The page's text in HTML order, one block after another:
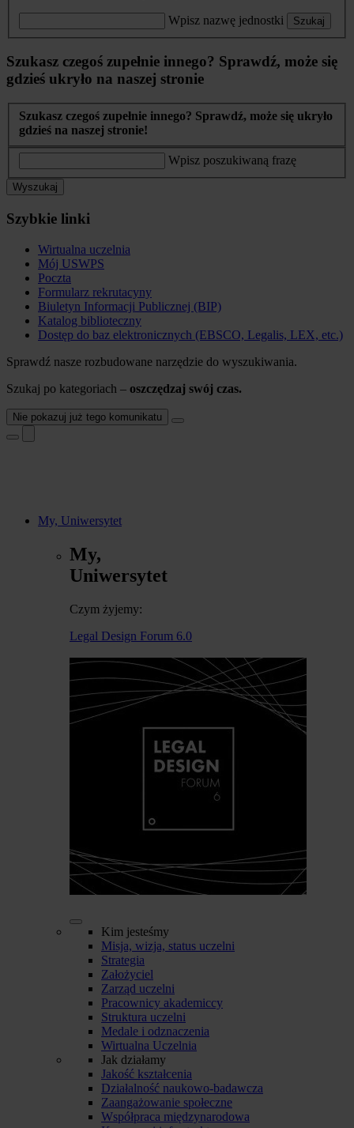
Wpisz nazwę jednostki Szukaj
Szukasz czegoś zupełnie innego? Sprawdź, może się
gdzieś ukryło na naszej stronie
Szukasz czegoś zupełnie innego? Sprawdź, może się ukryło
gdzieś na naszej stronie!
Wpisz poszukiwaną frazę
Wyszukaj
Szybkie linki
Wirtualna uczelnia
Mój USWPS
Poczta
Formularz rekrutacyny
Biuletyn Informacji Publicznej (BIP)
Katalog biblioteczny
Dostęp do baz elektronicznych (EBSCO, Legalis, LEX, etc.)
Sprawdź nasze rozbudowane narzędzie do wyszukiwania.
Szukaj po kategoriach – oszczędzaj swój czas.
Nie pokazuj już tego komunikatu
My, Uniwersytet
My,
Uniwersytet
Czym żyjemy:
Legal Design Forum 6.0
Kim jesteśmy
Misja, wizja, status uczelni
Strategia
Założyciel
Zarząd uczelni
Pracownicy akademiccy
Struktura uczelni
Medale i odznaczenia
Wirtualna Uczelnia
Jak działamy
Jakość kształcenia
Działalność naukowo-badawcza
Zaangażowanie społeczne
Współpraca międzynarodowa